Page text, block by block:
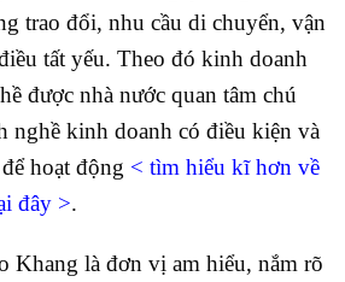
trao đổi, nhu cầu di chuyển, vận
tất yếu. Theo đó kinh doanh
được nhà nước quan tâm chú
nghề kinh doanh có điều kiện và
hoạt động < tìm hiểu kĩ hơn về
đây >.
Khang là đơn vị am hiểu, nắm rõ